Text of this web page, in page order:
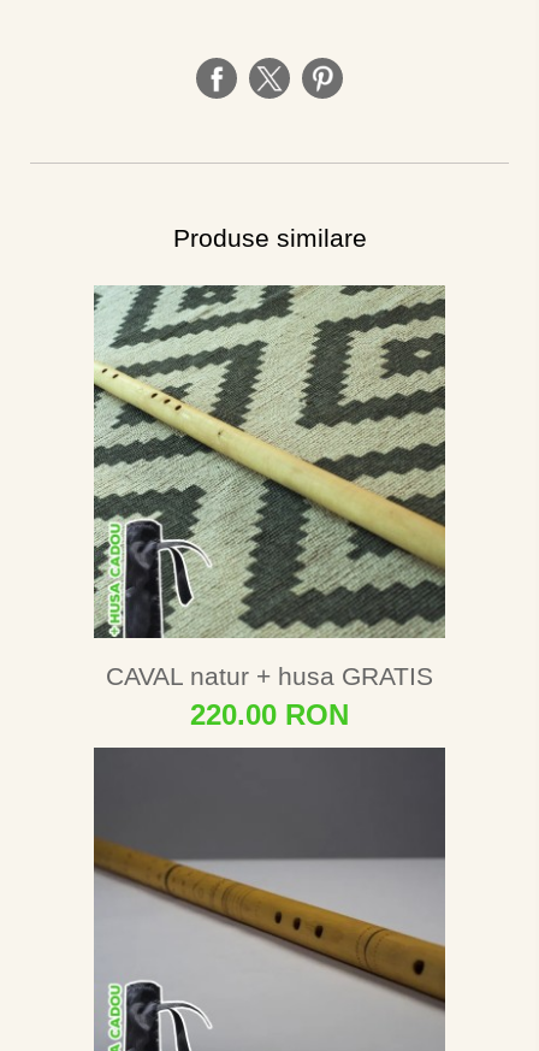
Produse similare
CAVAL natur + husa GRATIS
220.00 RON